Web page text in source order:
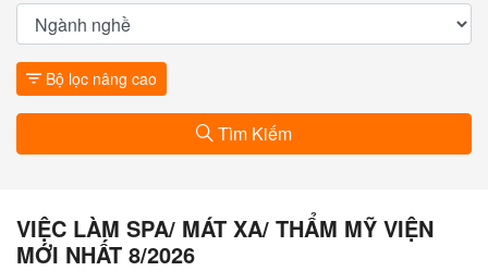
Bộ lọc nâng cao
Tìm Kiếm
VIỆC LÀM SPA/ MÁT XA/ THẨM MỸ VIỆN
MỚI NHẤT 8/2026